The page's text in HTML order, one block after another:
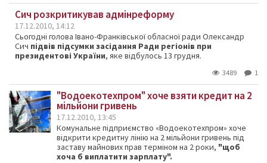
Сич розкритикував адмінреформу
17.12.2010, 14:12
Сьогодні голова Івано-Франківської обласної ради Олександр
Сич підвів підсумки засідання Ради регіонів при
президентові України, яке відбулось 13 грудня.
3489 1
"Водоекотехпром" хоче взяти кредит на 2
мільйони гривень
17.12.2010, 13:45
Комунальне підприємство «Водоекотехпром» хоче
відкрити кредитну лінію на 2 мільйони гривень під
заставу майнових прав терміном на 2 роки, "щоб
хоча б виплатити зарплату".